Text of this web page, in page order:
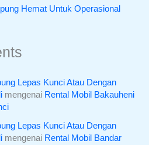
Hemat Untuk Operasional
Lepas Kunci Atau Dengan
mengenai Rental Mobil Bakauheni
Lepas Kunci Atau Dengan
mengenai Rental Mobil Bandar